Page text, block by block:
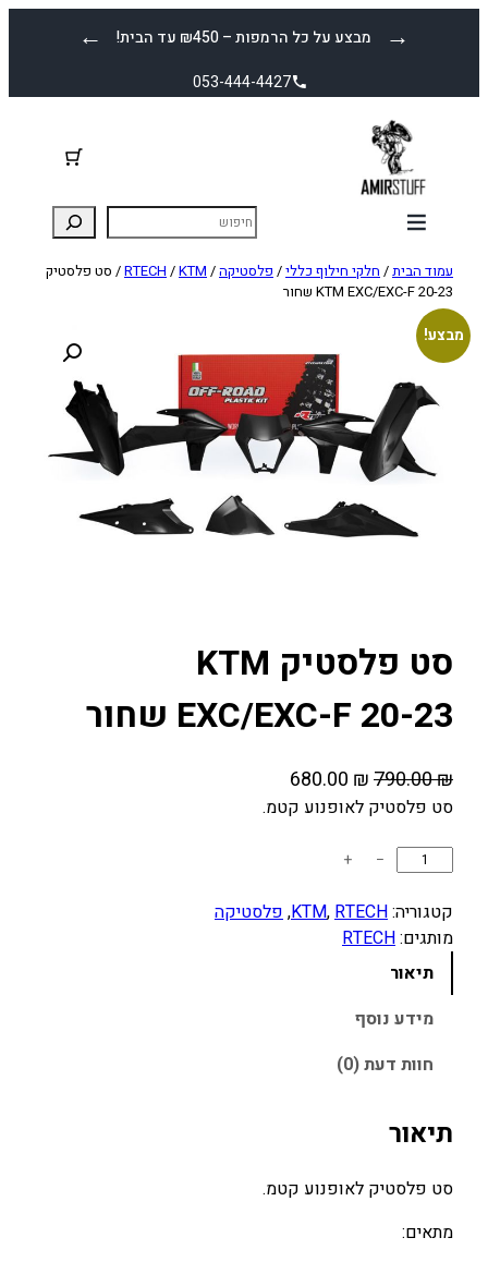
← מבצע על כל הרמפות – ₪450 עד הבית! →
053-444-4427
עמוד הבית/ חלקי חילוף כללי/ פלסטיקה/
RTECH /KTM
/ סט פלסטיק
KTM EXC/EXC-F 20-23 שחור
מבצע!
סט פלסטיק KTM
EXC/EXC-F 20-23 שחור
790.00₪
ה
מ
ר
ה
מ
ו
י
:
680.00 ₪
מ
ה
:
סט פלסטיק לאופנוע קטמ.
ו
ת
ל
ס
ט
ק
K
−
+
קטגוריה: KTM, RTECH
, פלסטיקה
מותגים:RTECH
תיאור
מידע נוסף
חוות דעת (0)
תיאור
סט פלסטיק לאופנוע קטמ.
מתאים: